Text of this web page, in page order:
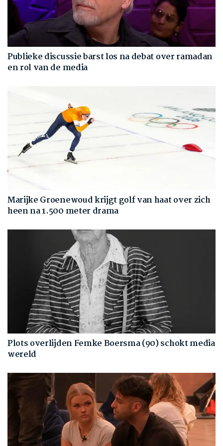
Publieke discussie barst los na debat over ramadan
en rol van de media
Marijke Groenewoud krijgt golf van haat over zich
heen na 1.500 meter drama
Plots overlijden Femke Boersma (90) schokt media
wereld